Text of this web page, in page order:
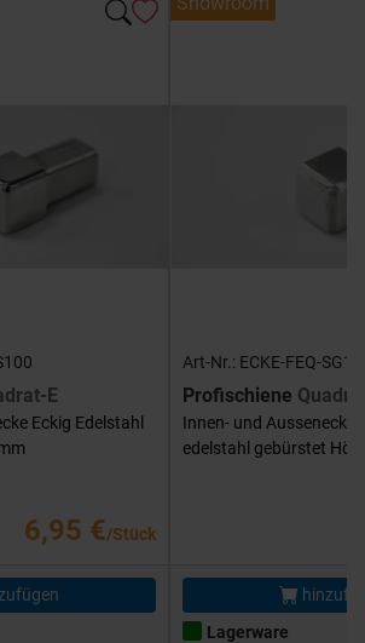
E
Eckig Edelstahl
6,95 €/Stück
Art-Nr.: ECKE-FEQ-
Profischiene
Innen- und Aussenecke
edelstahl gebürstet
Lagerware